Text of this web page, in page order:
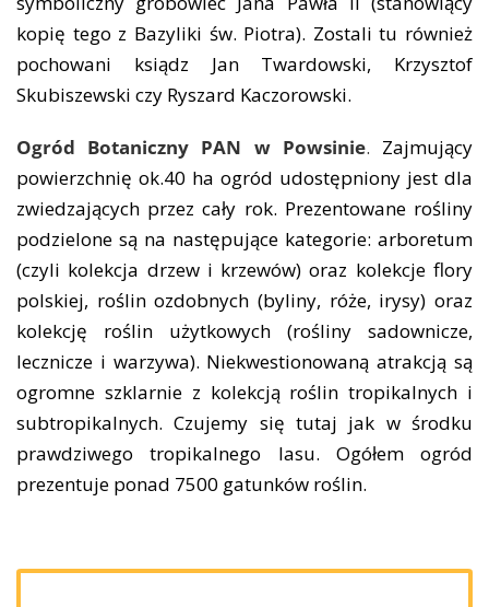
kopię tego z Bazyliki św. Piotra). Zostali tu również
pochowani ksiądz Jan Twardowski, Krzysztof
Skubiszewski czy Ryszard Kaczorowski.
Ogród Botaniczny PAN w Powsinie. Zajmujący
powierzchnię ok.40 ha ogród udostępniony jest dla
zwiedzających przez cały rok. Prezentowane rośliny
podzielone są na następujące kategorie: arboretum
(czyli kolekcja drzew i krzewów) oraz kolekcje flory
polskiej, roślin ozdobnych (byliny, róże, irysy) oraz
kolekcję roślin użytkowych (rośliny sadownicze,
lecznicze i warzywa). Niekwestionowaną atrakcją są
ogromne szklarnie z kolekcją roślin tropikalnych i
subtropikalnych. Czujemy się tutaj jak w środku
prawdziwego tropikalnego lasu. Ogółem ogród
prezentuje ponad 7500 gatunków roślin.